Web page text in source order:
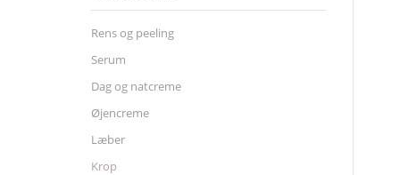
Rens og peeling
Serum
Dag og natcreme
Øjencreme
Læber
Krop